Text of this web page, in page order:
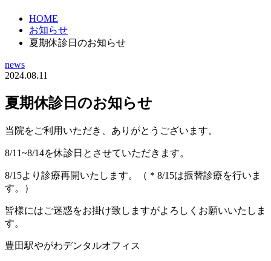
HOME
お知らせ
夏期休診日のお知らせ
news
2024.08.11
夏期休診日のお知らせ
当院をご利用いただき、ありがとうございます。
8/11~8/14を休診日とさせていただきます。
8/15より診療再開いたします。（＊8/15は振替診療を行いま
す。）
皆様にはご迷惑をお掛け致しますがよろしくお願いいたしま
す。
豊田駅やがわデンタルオフィス